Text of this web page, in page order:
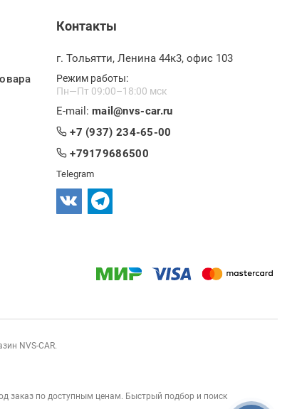
Контакты
г. Тольятти, Ленина 44к3, офис 103
Режим работы:
Пн—Пт 09:00–18:00 мск
E-mail: mail@nvs-car.ru
+7 (937) 234-65-00
+79179686500
Telegram
NVS-CAR.
заказ по доступным ценам. Быстрый подбор и поиск